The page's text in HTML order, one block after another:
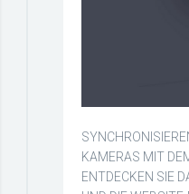
KAMERAS MIT
ENTDECKEN SIE